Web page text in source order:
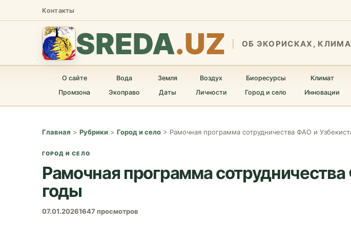
Контакты
SREDA.UZ ОБ ЭКОРИСКАХ,
О сайте Вода Земля Воздух Биоресурсы Климат
Промзона
Экоправо Даты Личности Город и село Инновации
Главная > Рубрики > Город и село > Рамочная программа сотрудничества ФАО и
ГОРОД И СЕЛО
Рамочная программа
годы
07.01.20261647 просмотров